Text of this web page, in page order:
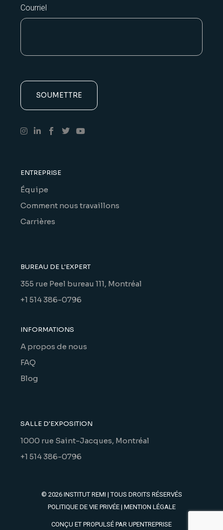
Courriel
ENTREPRISE
Équipe
Comment nous travaillons
Carrières
BUREAU DE L'EXPERT
355 rue Peel bureau 111, Montréal
+1 514 386-0796
INFORMATIONS
A propos de nous
FAQ
Blog
SALLE D'EXPOSITION
1000 rue Saint-Jacques, Montréal
+1 514 386-0796
© 2026 INSTITUT REMI | TOUS DROITS RÉSERVÉS
POLITIQUE DE VIE PRIVÉE| MENTION LÉGALE
CONÇU ET PROPULSÉ PAR UPENTREPRISE